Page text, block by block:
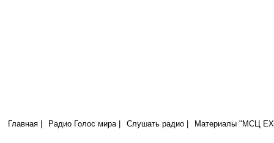
Главная | Радио Голос мира | Слушать радио | Материалы "МСЦ